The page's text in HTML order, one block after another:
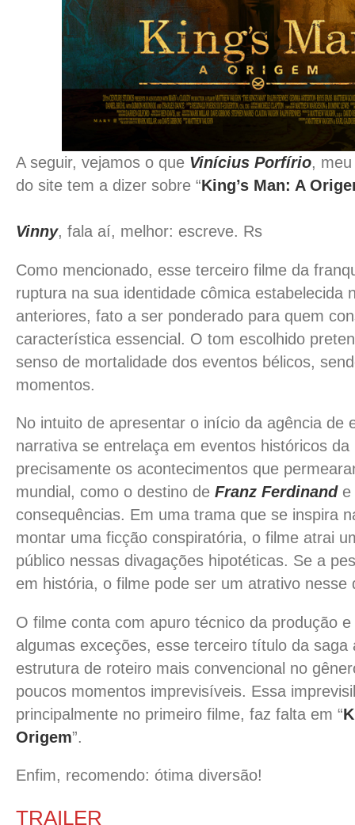
A seguir, vejamos o que Vinícius Porfírio,
do site tem a dizer sobre “King’s Man: A
Vinny, fala aí, melhor: escreve. Rs
Como mencionado, esse terceiro filme da
ruptura na sua identidade cômica estabelecida
anteriores, fato a ser ponderado para quem
característica essencial. O tom escolhido
senso de mortalidade dos eventos bélicos,
momentos.
No intuito de apresentar o início da agência de
narrativa se entrelaça em eventos históricos
precisamente os acontecimentos que
mundial, como o destino de Franz Ferdinande
consequências. Em uma trama que se inspira
montar uma ficção conspiratória, o filme atrai
público nessas divagações hipotéticas. Se a
em história, o filme pode ser um atrativo nesse
O filme conta com apuro técnico da produção
algumas exceções, esse terceiro título da saga
estrutura de roteiro mais convencional no
poucos momentos imprevisíveis. Essa
principalmente no primeiro filme, faz falta em “
Origem”.
Enfim, recomendo: ótima diversão!
TRAILER